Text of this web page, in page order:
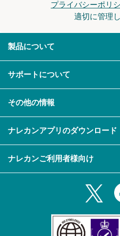
プライバシーポリ
適切に管理し
製品について
ご利用企業様の声
セキュリティ
資料をダウンロードする
メール自動転送機能
サポートについて
充実サポート
その他の情報
セミナー一覧
プライバシーポリシー
ナレカンアプリのダウンロード
Androidタブレットアプリ
ナレカンご利用者様向け